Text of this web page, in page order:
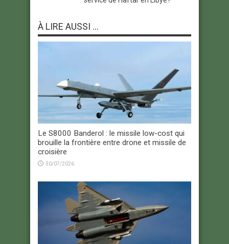
À LIRE AUSSI ...
Le S8000 Banderol : le missile low-cost qui
brouille la frontière entre drone et missile de
croisière
30/07/2026